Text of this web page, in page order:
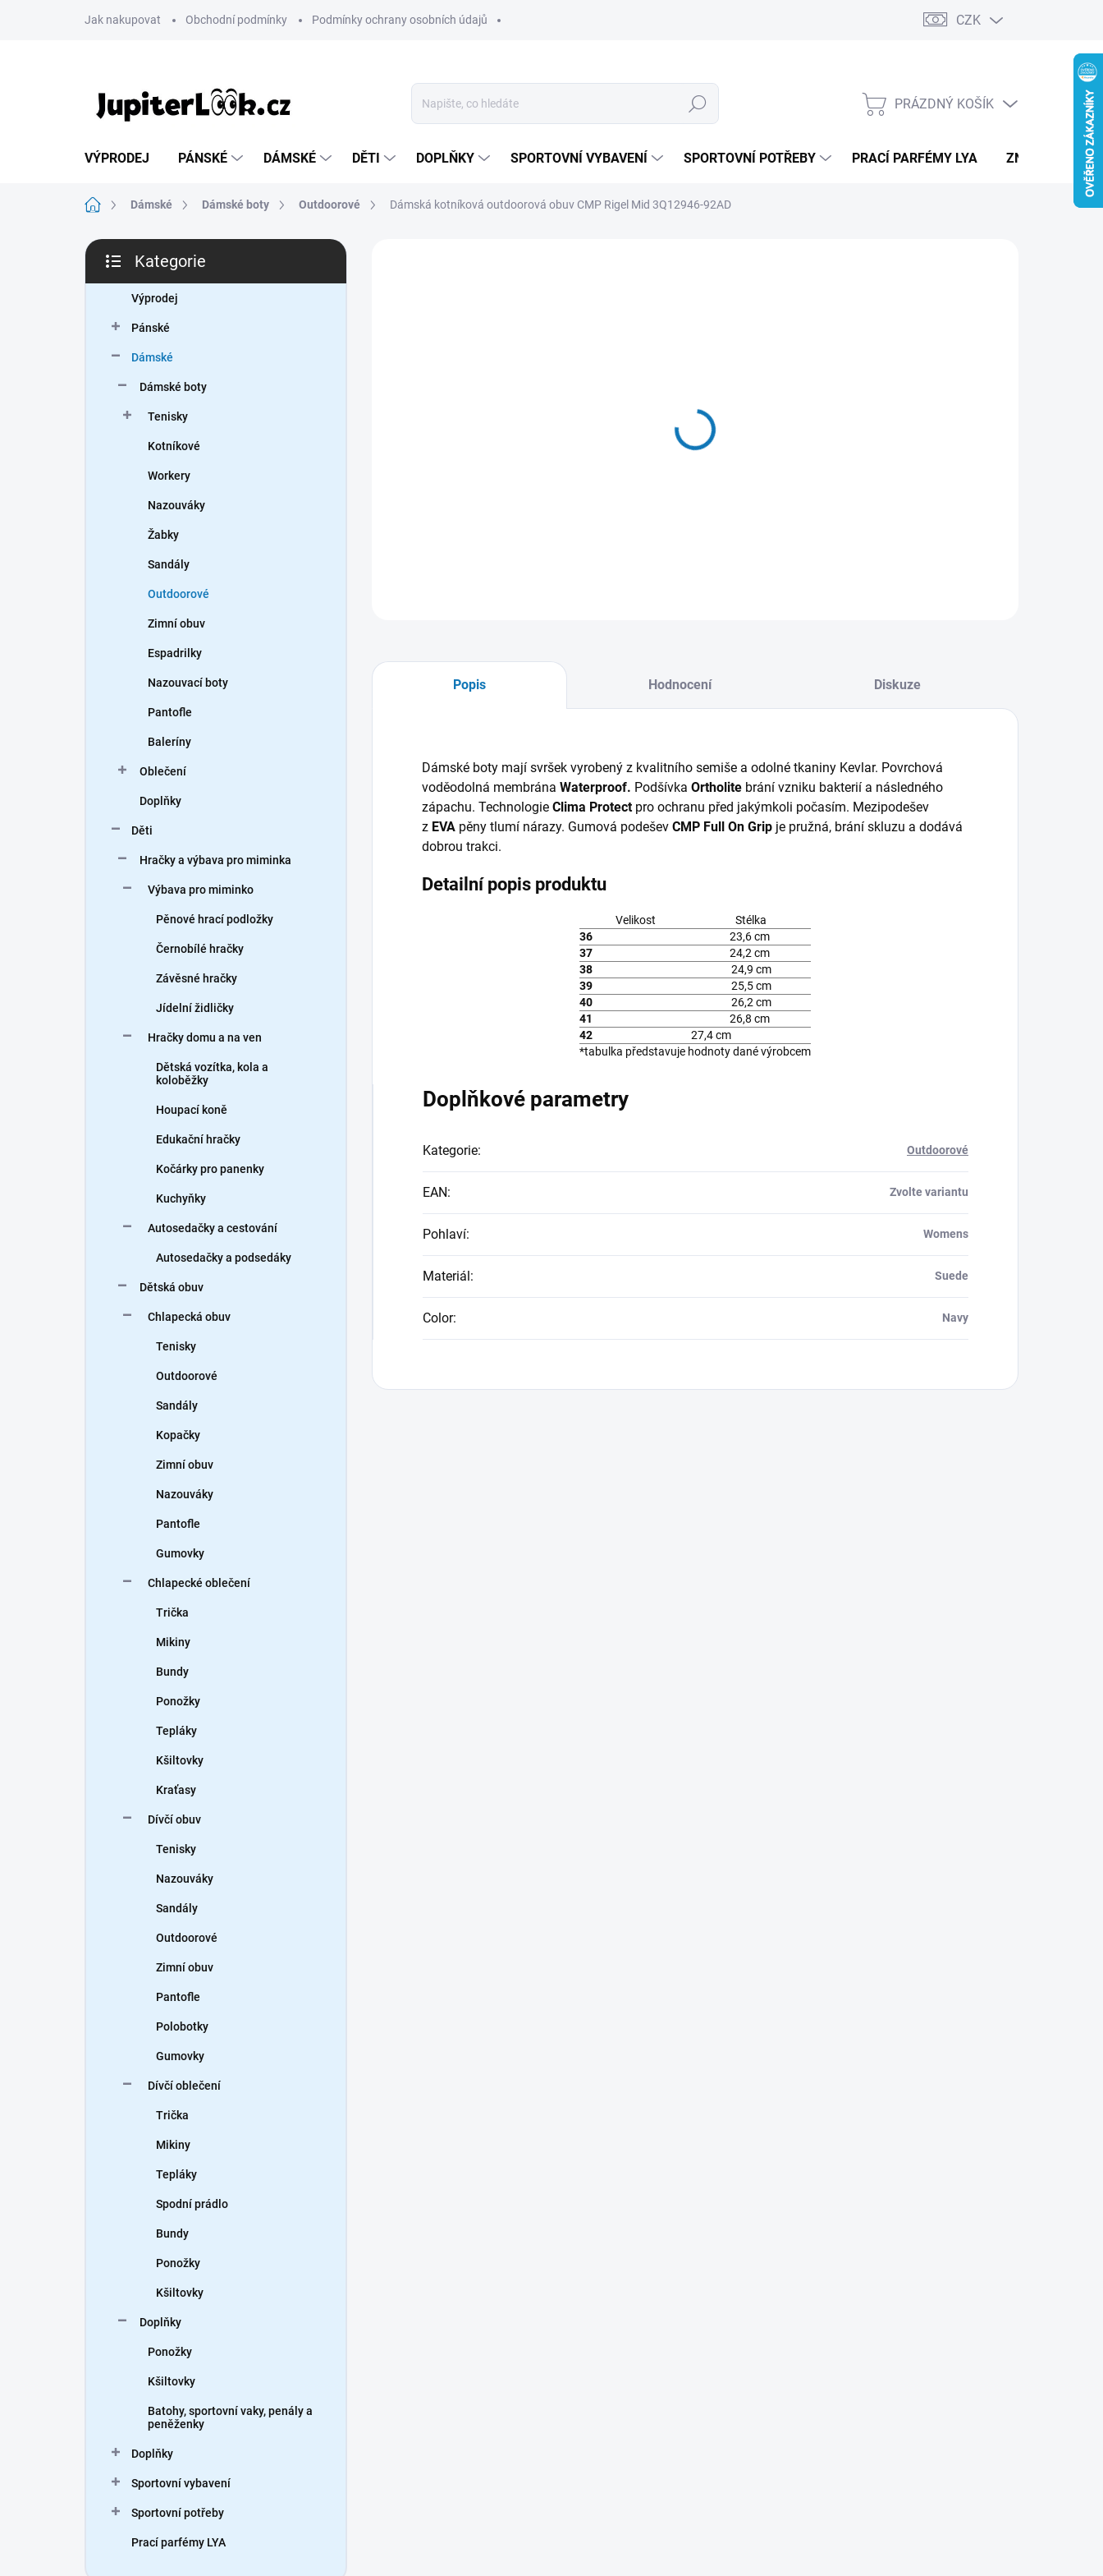
Jak nakupovat Obchodní podmínky Podmínky ochrany osobních údajů CZK
Hledat
NÁKUPNÍ
PRÁZDNÝ KOŠÍK
VÝPRODEJ PÁNSKÉ DÁMSKÉ DĚTI DOPLŇKY SPORTOVNÍ VYBAVENÍ SPORTOVNÍ POTŘEBY PRACÍ PARFÉMY LYA ZNAČKY
Domů Dámské Dámské boty Outdoorové Dámská kotníková outdoorová obuv CMP Rigel Mid 3Q12946-92AD
P
s
kategorie
Kategorie
Výprodej
Pánské
Dámské
Dámské boty
Tenisky
Kotníkové
Workery
Nazouváky
Žabky
Sandály
Outdoorové
Zimní obuv
Espadrilky
Nazouvací boty
Pantofle
Baleríny
Oblečení
Doplňky
Děti
Hračky a výbava pro miminka
Výbava pro miminko
Pěnové hrací podložky
Černobílé hračky
Závěsné hračky
Jídelní židličky
Hračky domu a na ven
Dětská vozítka, kola a
koloběžky
Houpací koně
Edukační hračky
Kočárky pro panenky
Kuchyňky
Autosedačky a cestování
Autosedačky a podsedáky
Dětská obuv
Chlapecká obuv
Tenisky
Outdoorové
Sandály
Kopačky
Zimní obuv
Nazouváky
Pantofle
Gumovky
Chlapecké oblečení
Trička
Mikiny
Bundy
Ponožky
Tepláky
Kšiltovky
Kraťasy
Dívčí obuv
Tenisky
Nazouváky
Sandály
Outdoorové
Zimní obuv
Pantofle
Polobotky
Gumovky
Dívčí oblečení
Trička
Mikiny
Tepláky
Spodní prádlo
Bundy
Ponožky
Kšiltovky
Doplňky
Ponožky
Kšiltovky
Batohy, sportovní vaky, penály a
peněženky
Doplňky
Sportovní vybavení
Sportovní potřeby
Prací parfémy LYA
Popis Hodnocení Diskuze
Dámské boty mají svršek vyrobený z kvalitního semiše a odolné tkaniny Kevlar. Povrchová
voděodolná membrána Waterproof. Podšívka Ortholite brání vzniku bakterií a následného
zápachu. Technologie Clima Protectpro ochranu před jakýmkoli počasím. Mezipodešev
z EVA pěny tlumí nárazy. Gumová podešev CMP Full On Grip je pružná, brání skluzu a dodává
dobrou trakci.
Detailní popis produktu
Velikost
Stélka
36
23,6 cm
37
24,2 cm
38
24,9 cm
39
25,5 cm
40
26,2 cm
41
26,8 cm
42
27,4 cm
*tabulka představuje hodnoty dané výrobcem
Doplňkové parametry
Kategorie: Outdoorové
EAN: Zvolte variantu
Pohlaví: Womens
Materiál: Suede
Color: Navy